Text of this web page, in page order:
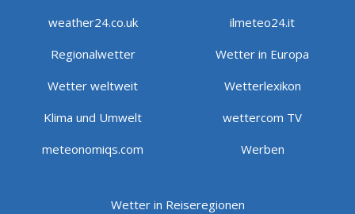
weather24.co.uk
ilmeteo24.it
Regionalwetter
Wetter in Europa
Wetter weltweit
Wetterlexikon
Klima und Umwelt
wettercom TV
meteonomiqs.com
Werben
Wetter in Reiseregionen